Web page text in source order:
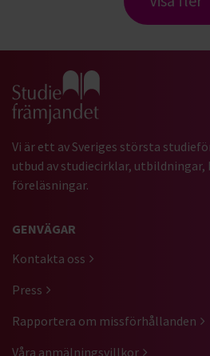
Gå till studiefrämjandets startsida
Vi är ett av Sveriges största
utbud av studiecirklar,
föreläsningar.
GENVÄGAR
Kontakta oss
Press
Rapportera om missförhållanden
Våra anmälningsvillkor